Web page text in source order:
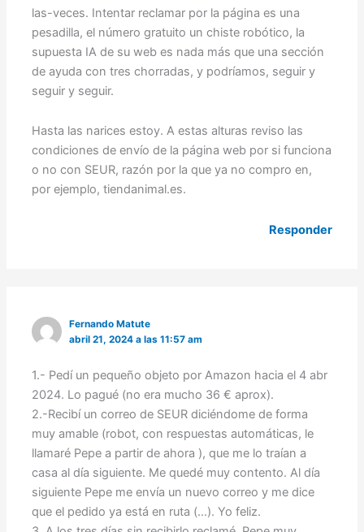
las-veces. Intentar reclamar por la página es una
pesadilla, el número gratuito un chiste robótico, la
supuesta IA de su web es nada más que una sección
de ayuda con tres chorradas, y podríamos, seguir y
seguir y seguir.
Hasta las narices estoy. A estas alturas reviso las
condiciones de envío de la página web por si funciona
o no con SEUR, razón por la que ya no compro en,
por ejemplo, tiendanimal.es.
Responder
Fernando Matute
abril 21, 2024 a las 11:57 am
1.- Pedí un pequeño objeto por Amazon hacia el 4 abr
2024. Lo pagué (no era mucho 36 € aprox).
2.-Recibí un correo de SEUR diciéndome de forma
muy amable (robot, con respuestas automáticas, le
llamaré Pepe a partir de ahora ), que me lo traían a
casa al día siguiente. Me quedé muy contento. Al día
siguiente Pepe me envía un nuevo correo y me dice
que el pedido ya está en ruta (…). Yo feliz.